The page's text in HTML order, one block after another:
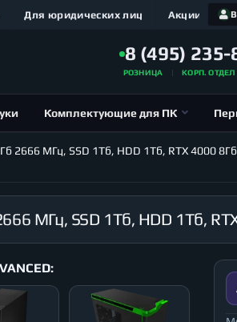
Для юридических лиц Акции
8 (495) 235-
РОЗНИЦА КОРП. ОТДЕЛ
Комплектующие для ПК
2666 МГц, SSD 1Тб, HDD 1Тб, RTX 4000